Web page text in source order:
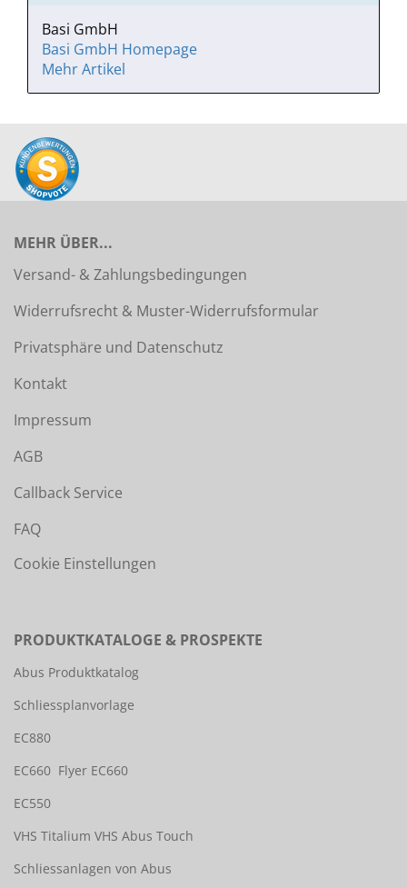
Basi GmbH
Basi GmbH Homepage
Mehr Artikel
MEHR ÜBER...
Versand- & Zahlungsbedingungen
Widerrufsrecht & Muster-Widerrufsformular
Privatsphäre und Datenschutz
Kontakt
Impressum
AGB
Callback Service
FAQ
Cookie Einstellungen
PRODUKTKATALOGE & PROSPEKTE
Abus Produktkatalog
Schliessplanvorlage
EC880
EC660 Flyer EC660
EC550
VHS Titalium VHS Abus Touch
Schliessanlagen von Abus